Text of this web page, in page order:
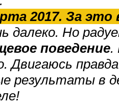
2017. За это
далеко. Но
поведение.
Двигаюсь
результаты в